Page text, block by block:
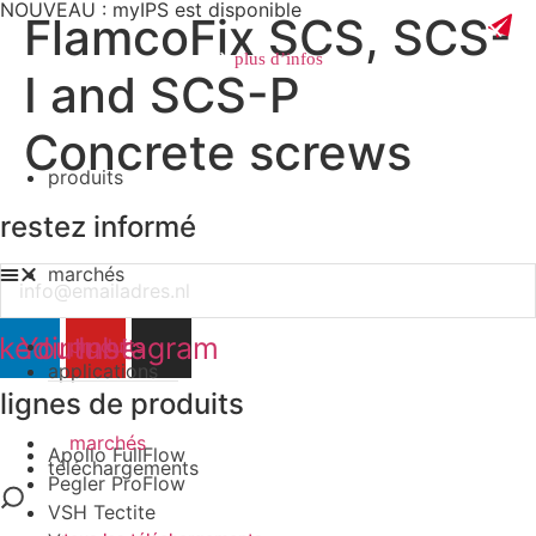
NOUVEAU : myIPS est disponible
plus d’infos
produits
marchés
applications
téléchargements
produits
marchés
FlamcoFix SCS, SCS-
I and SCS-P
Concrete screws
restez informé
Email
YoutubeInstagram
lignes de produits
Apollo FullFlow
Pegler ProFlow
VSH Tectite